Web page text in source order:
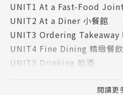
場景單字＋實用句＋會話，圖
讓你輕鬆開口說英語，一次搞
(1) 圖解情境單字，幫你快速
每個單元前兩頁為與主題相關
象，讓記憶字彙變得更有效率
UNIT1 At a Fast-Food
UNIT2 At a Diner 小餐館
UNIT3 Ordering Takeaway
UNIT4 Fine Dining 精緻餐飲
UNIT5 Drinking 飲酒
UNIT6 Going to aHospital/
閱讀更